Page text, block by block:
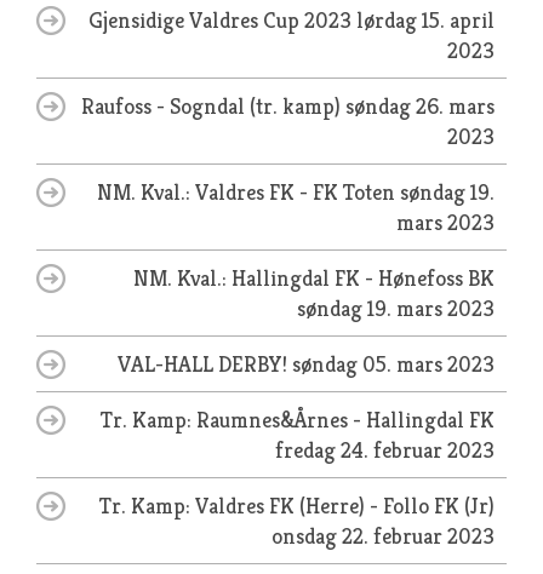
Gjensidige Valdres Cup 2023 lørdag 15. april
2023
Raufoss - Sogndal (tr. kamp) søndag 26. mars
2023
NM. Kval.: Valdres FK - FK Toten søndag 19.
mars 2023
NM. Kval.: Hallingdal FK - Hønefoss BK
søndag 19. mars 2023
VAL-HALL DERBY! søndag 05. mars 2023
Tr. Kamp: Raumnes&Årnes - Hallingdal FK
fredag 24. februar 2023
Tr. Kamp: Valdres FK (Herre) - Follo FK (Jr)
onsdag 22. februar 2023